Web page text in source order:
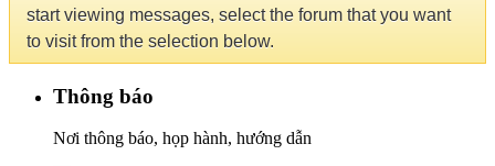
start viewing messages, select the forum that you want
to visit from the selection below.
Thông báo
Nơi thông báo, họp hành, hướng dẫn